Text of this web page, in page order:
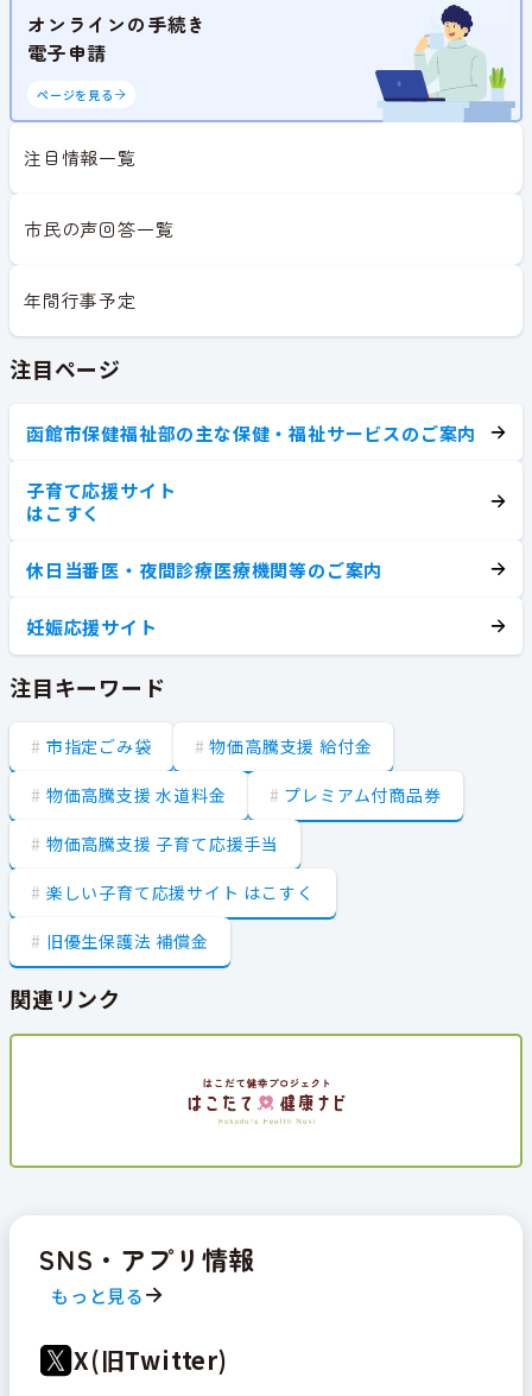
オンラインの手続き
電子申請
ページを見る
注目情報一覧
市民の声回答一覧
年間行事予定
注目ページ
函館市保健福祉部の主な保健・福祉サービスのご案内
子育て応援サイト
はこすく
休日当番医・夜間診療医療機関等のご案内
妊娠応援サイト
注目キーワード
市指定ごみ袋 物価高騰支援 給付金
物価高騰支援 水道料金 プレミアム付商品券
物価高騰支援 子育て応援手当
楽しい子育て応援サイト はこすく
旧優生保護法 補償金
関連リンク
SNS・アプリ情報
もっと見る
X(旧Twitter)